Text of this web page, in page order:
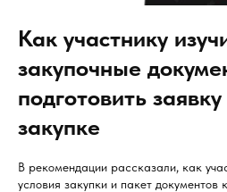
Как участнику
закупочные
подготовить
закупке
В рекомендации рассказали, как
условия закупки и пакет документов